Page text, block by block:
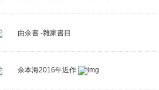
由余書 -雜家書目
余本海2016年近作